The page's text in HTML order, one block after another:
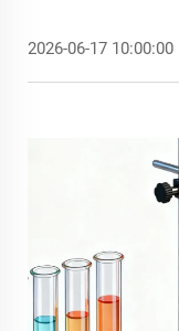
2026-06-17 10:00:00